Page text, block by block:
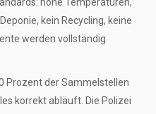
hohe Temperaturen,
kein Recycling, keine
werden vollständig
Prozent der Sammelstellen
korrekt abläuft. Die Polizei